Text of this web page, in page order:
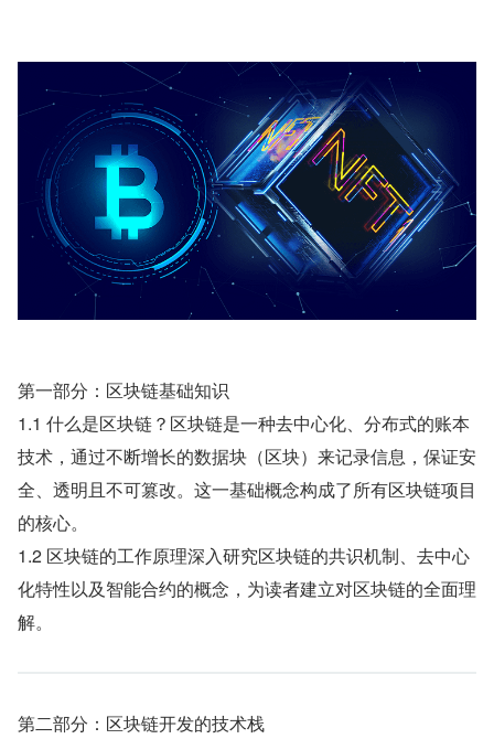
第一部分：区块链基础知识
1.1 什么是区块链？区块链是一种去中心化、分布式的账本
技术，通过不断增长的数据块（区块）来记录信息，保证安
全、透明且不可篡改。这一基础概念构成了所有区块链项目
的核心。
1.2 区块链的工作原理深入研究区块链的共识机制、去中心
化特性以及智能合约的概念，为读者建立对区块链的全面理
解。
第二部分：区块链开发的技术栈